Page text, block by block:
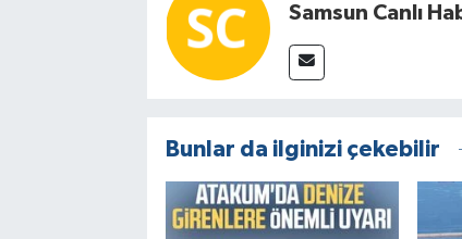
Samsun Canlı
Bunlar da ilginizi çekebilir